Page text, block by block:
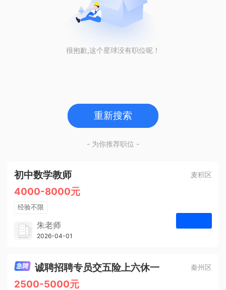
很抱歉,这个星球没有职位呢！
重新搜索
- 为你推荐职位 -
初中数学教师 麦积区
4000-8000元
经验不限
学历不限
1人
朱老师
博学启智教育
2026-04-01
诚聘招聘专员交五险上六休一 秦州区
2500-5000元